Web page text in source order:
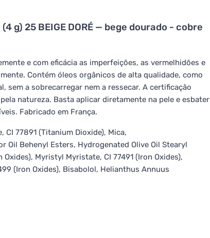
g) 25 BEIGE DORÉ — bege dourado - cobre
e com eficácia as imperfeições, as vermelhidões e
Contém óleos orgânicos de alta qualidade, como
sem a sobrecarregar nem a ressecar. A certificação
natureza. Basta aplicar diretamente na pele e esbater
Fabricado em França.
CI 77891 (Titanium Dioxide), Mica,
Behenyl Esters, Hydrogenated Olive Oil Stearyl
Myristyl Myristate, CI 77491 (Iron Oxides),
(Iron Oxides), Bisabolol, Helianthus Annuus